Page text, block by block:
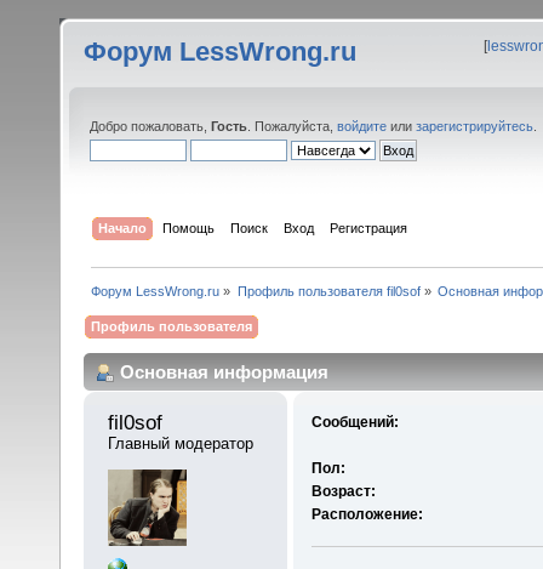
Форум LessWrong.ru [
Добро пожаловать, Гость . Пожалуйста, войдите или зарегистрируйтесь
Начало Помощь Поиск Вход Регистрация
Форум LessWrong.ru » Профиль пользователя fil0sof» Основная
Профиль пользователя
Основная информация
fil0sof
Главный модератор
Сообщений:
Пол:
Возраст:
Расположение: